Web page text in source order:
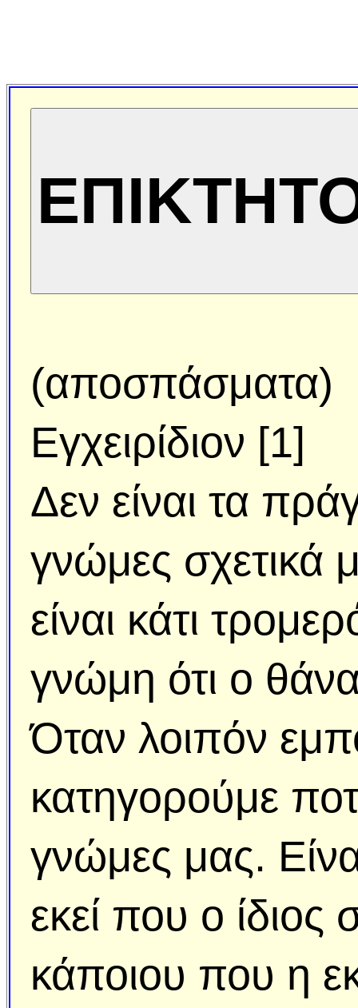
(αποσπάσματα)
Εγχειρίδιον [1]
Δεν είναι τα
γνώμες σχετικά
είναι κάτι
γνώμη ότι ο
Όταν λοιπόν
κατηγορούμε
γνώμες μας.
εκεί που ο ίδιος
κάποιου που η